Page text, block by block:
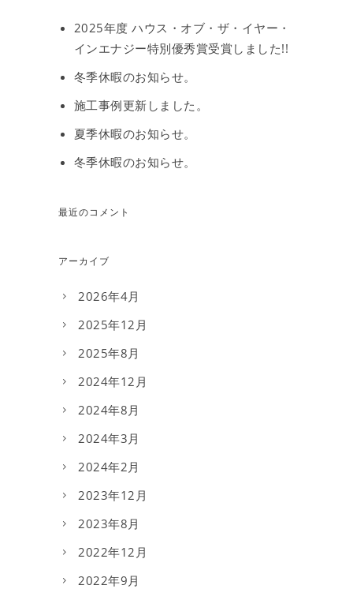
2025年度 ハウス・オブ・ザ・イヤー・
インエナジー特別優秀賞受賞しました!!
冬季休暇のお知らせ。
施工事例更新しました。
夏季休暇のお知らせ。
冬季休暇のお知らせ。
最近のコメント
アーカイブ
2026年4月
2025年12月
2025年8月
2024年12月
2024年8月
2024年3月
2024年2月
2023年12月
2023年8月
2022年12月
2022年9月